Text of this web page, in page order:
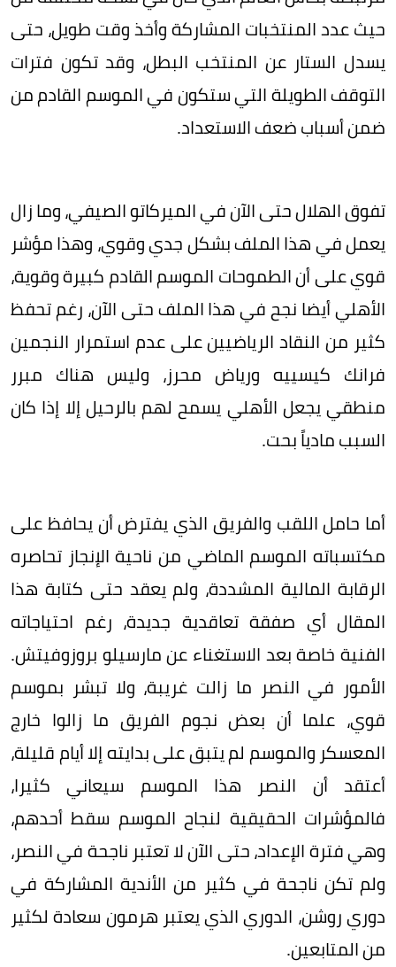
حيث عدد المنتخبات المشاركة وأخذ وقت طويل، حتى
يسدل الستار عن المنتخب البطل، وقد تكون فترات
التوقف الطويلة التي ستكون في الموسم القادم من
ضمن أسباب ضعف الاستعداد.
تفوق الهلال حتى الآن في الميركاتو الصيفي، وما زال
يعمل في هذا الملف بشكل جدي وقوي، وهذا مؤشر
قوي على أن الطموحات الموسم القادم كبيرة وقوية،
الأهلي أيضا نجح في هذا الملف حتى الآن، رغم تحفظ
كثير من النقاد الرياضيين على عدم استمرار النجمين
فرانك كيسييه ورياض محرز، وليس هناك مبرر
منطقي يجعل الأهلي يسمح لهم بالرحيل إلا إذا كان
السبب مادياً بحت.
أما حامل اللقب والفريق الذي يفترض أن يحافظ على
مكتسباته الموسم الماضي من ناحية الإنجاز تحاصره
الرقابة المالية المشددة، ولم يعقد حتى كتابة هذا
المقال أي صفقة تعاقدية جديدة، رغم احتياجاته
الفنية خاصة بعد الاستغناء عن مارسيلو بروزوفيتش.
الأمور في النصر ما زالت غريبة، ولا تبشر بموسم
قوي، علما أن بعض نجوم الفريق ما زالوا خارج
المعسكر والموسم لم يتبق على بدايته إلا أيام قليلة،
أعتقد أن النصر هذا الموسم سيعاني كثيرا،
فالمؤشرات الحقيقية لنجاح الموسم سقط أحدهم،
وهي فترة الإعداد، حتى الآن لا تعتبر ناجحة في النصر،
ولم تكن ناجحة في كثير من الأندية المشاركة في
دوري روشن، الدوري الذي يعتبر هرمون سعادة لكثير
من المتابعين.